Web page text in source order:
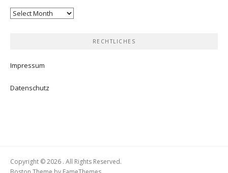
Archives
RECHTLICHES
Impressum
Datenschutz
Copyright © 2026 . All Rights Reserved.